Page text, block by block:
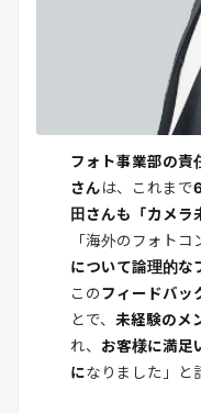
フォト事業部の責
さんは、これまで
田さんも「カメラ
「海外のフォトコ
について論理的な
このフィードバッ
とで、 未経験のメ
れ、 お客様に満足
になりました」と